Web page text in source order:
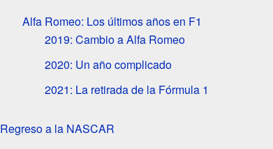
Alfa Romeo: Los últimos años en F1
2019: Cambio a Alfa Romeo
2020: Un año complicado
2021: La retirada de la Fórmula 1
Regreso a la NASCAR